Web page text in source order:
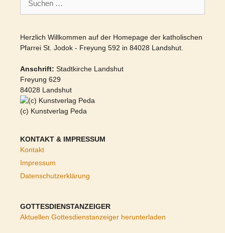
nach:
Herzlich Willkommen auf der Homepage der katholischen
Pfarrei St. Jodok - Freyung 592 in 84028 Landshut.
Anschrift: Stadtkirche Landshut
Freyung 629
84028 Landshut
(c) Kunstverlag Peda
KONTAKT & IMPRESSUM
Kontakt
Impressum
Datenschutzerklärung
GOTTESDIENSTANZEIGER
Aktuellen Gottesdienstanzeiger herunterladen